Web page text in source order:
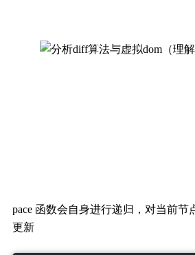
pace 函数会自身进行递归，对当前节
更新